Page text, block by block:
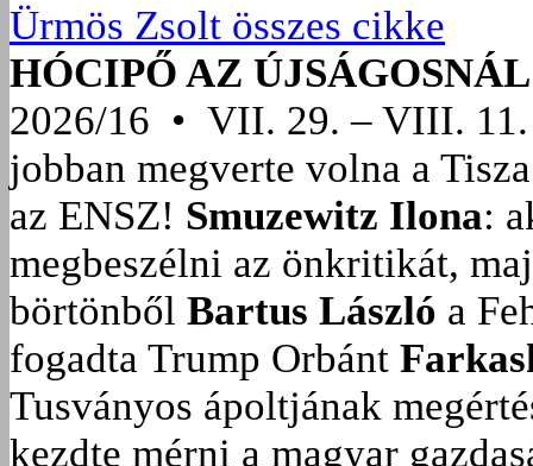
Ürmös Zsolt összes cikke
HÓCIPŐ AZ ÚJSÁGOSNÁL
2026/16 • VII. 29. – VIII. 11.
jobban megverte volna a
az ENSZ! Smuzewitz Ilona:
megbeszélni az önkritikát,
börtönből Bartus László a
fogadta Trump Orbánt
Tusványos ápoltjának
kezdte mérni a magyar